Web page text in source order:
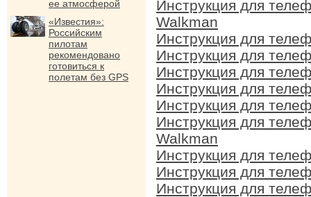
ее атмосферой
«Известия»:
Российским
пилотам
рекомендовано
готовиться к
полетам без GPS
Инструкция для
Walkman
Инструкция для
Инструкция для
Инструкция для
Инструкция для
Инструкция для
Инструкция для
Walkman
Инструкция для
Инструкция для
Инструкция для